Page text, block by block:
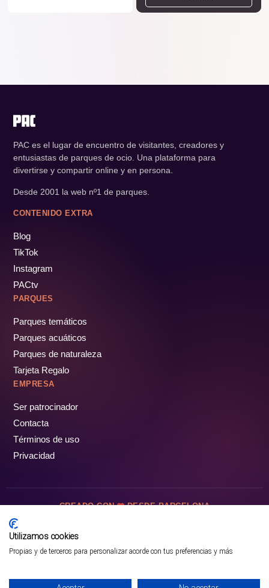
PAC es el lugar de encuentro de visitantes, creadores y
entusiastas de parques de ocio. Una plataforma para
divertirse y compartir online y en persona.
Desde 2001 la web nº1 de parques.
CONTENIDO EXTRA
Blog
TikTok
Instagram
PACtv
PARQUES
Parques temáticos
Parques acuáticos
Parques de naturaleza
Tarjeta Regalo
EMPRESA
Ser patrocinador
Contacta
Términos de uso
Privacidad
CREADO CON DESDE BARCELONA
Utilizamos cookies
Propias y de terceros para personalizar acorde con tus preferencias y más